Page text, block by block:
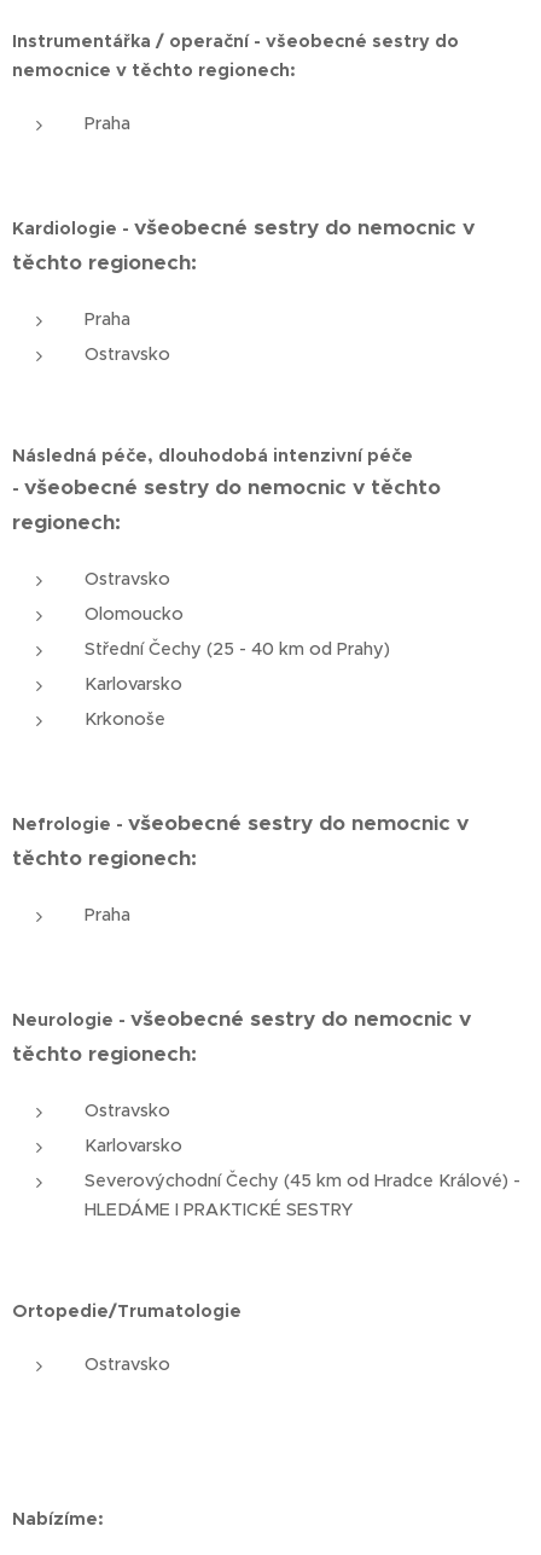
Instrumentářka / operační - všeobecné sestry do
nemocnice v těchto regionech:
Praha
Kardiologie - všeobecné sestry do nemocnic v
těchto regionech:
Praha
Ostravsko
Následná péče, dlouhodobá intenzivní péče
- všeobecné sestry do nemocnic v těchto
regionech:
Ostravsko
Olomoucko
Střední Čechy (25 - 40 km od Prahy)
Karlovarsko
Krkonoše
Nefrologie - všeobecné sestry do nemocnic v
těchto regionech:
Praha
Neurologie - všeobecné sestry do nemocnic v
těchto regionech:
Ostravsko
Karlovarsko
Severovýchodní Čechy (45 km od Hradce Králové) -
HLEDÁME I PRAKTICKÉ SESTRY
Ortopedie/Trumatologie
Ostravsko
Nabízíme: